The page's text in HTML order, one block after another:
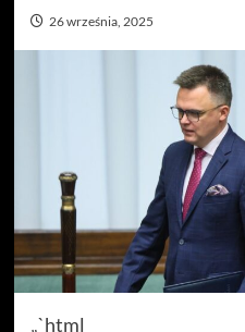
26 września, 2025
„`html